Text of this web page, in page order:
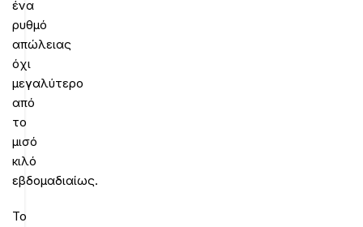
ένα
ρυθμό
απώλειας
όχι
μεγαλύτερο
από
το
μισό
κιλό
εβδομαδιαίως.
Το